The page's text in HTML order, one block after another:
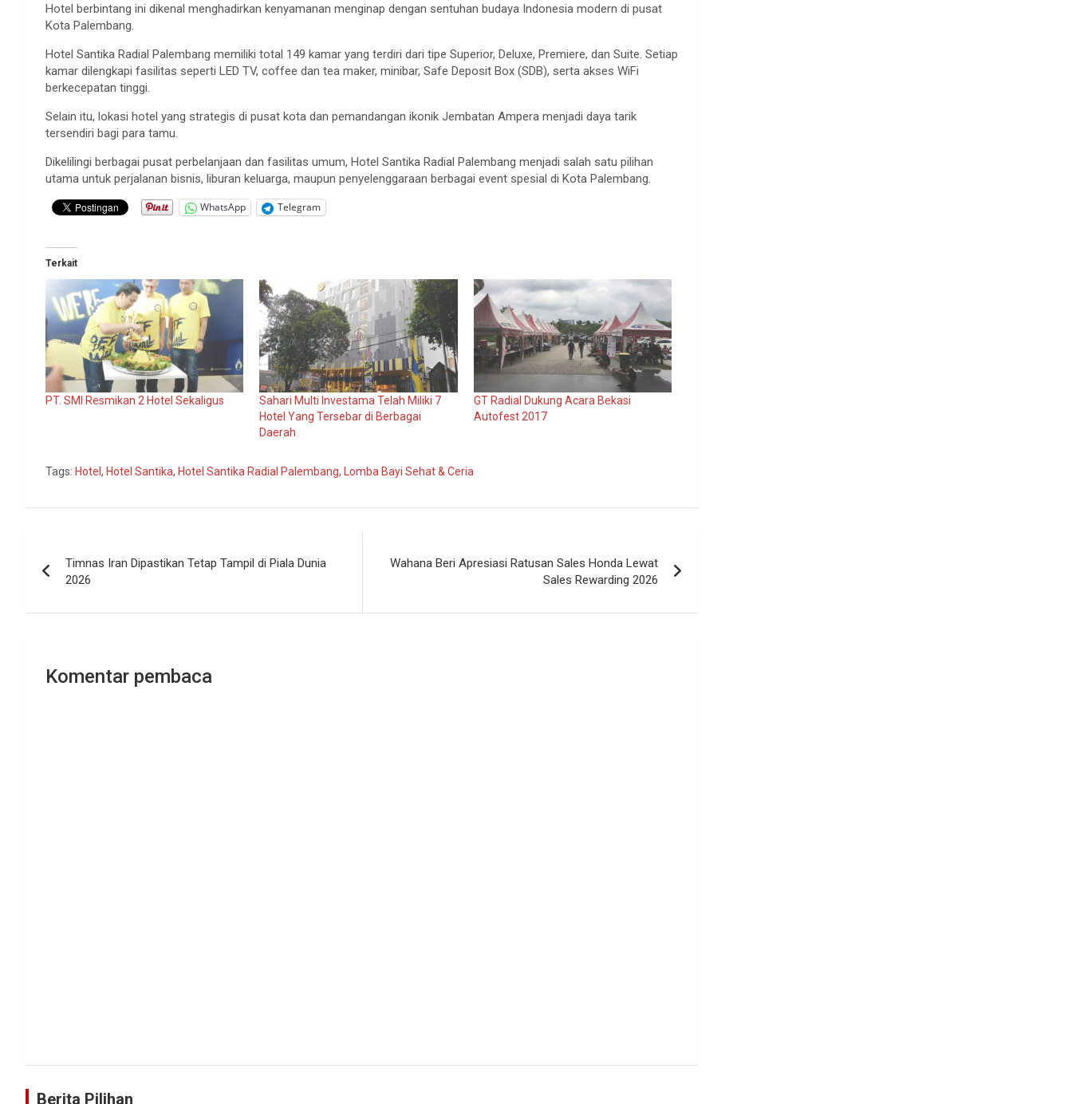
Hotel berbintang ini dikenal menghadirkan kenyamanan menginap dengan sentuhan budaya Indonesia modern di pusat
Kota Palembang.
Hotel Santika Radial Palembang memiliki total 149 kamar yang terdiri dari tipe Superior, Deluxe, Premiere, dan Suite. Setiap
kamar dilengkapi fasilitas seperti LED TV, coffee dan tea maker, minibar, Safe Deposit Box (SDB), serta akses WiFi
berkecepatan tinggi.
Selain itu, lokasi hotel yang strategis di pusat kota dan pemandangan ikonik Jembatan Ampera menjadi daya tarik
tersendiri bagi para tamu.
Dikelilingi berbagai pusat perbelanjaan dan fasilitas umum, Hotel Santika Radial Palembang menjadi salah satu pilihan
utama untuk perjalanan bisnis, liburan keluarga, maupun penyelenggaraan berbagai event spesial di Kota Palembang.
WhatsApp Telegram
Terkait
PT. SMI Resmikan 2 Hotel Sekaligus
Sahari Multi Investama Telah Miliki 7
Hotel Yang Tersebar di Berbagai
Daerah
GT Radial Dukung Acara Bekasi
Autofest 2017
Tags: Hotel , Hotel Santika, Hotel Santika Radial Palembang, Lomba Bayi Sehat & Ceria
pos
Timnas Iran Dipastikan Tetap Tampil di Piala Dunia
2026
Wahana Beri Apresiasi Ratusan Sales Honda Lewat
Sales Rewarding 2026
Komentar pembaca
Berita Pilihan